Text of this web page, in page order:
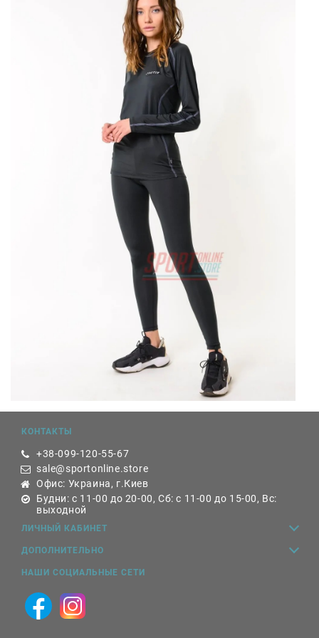
КОНТАКТЫ
+38-099-120-55-67
sale@sportonline.store
Офис: Украина, г.Киев
Будни: с 11-00 до 20-00, Сб: с 11-00 до 15-00, Вс:
выходной
ЛИЧНЫЙ КАБИНЕТ
ДОПОЛНИТЕЛЬНО
НАШИ СОЦИАЛЬНЫЕ СЕТИ